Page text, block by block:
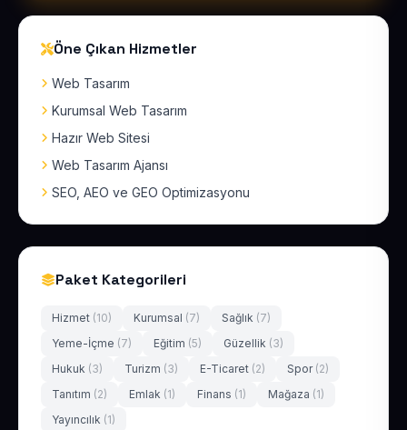
Öne Çıkan Hizmetler
Web Tasarım
Kurumsal Web Tasarım
Hazır Web Sitesi
Web Tasarım Ajansı
SEO, AEO ve GEO Optimizasyonu
Paket Kategorileri
Hizmet (10) Kurumsal (7) Sağlık (7)
Yeme-İçme (7) Eğitim (5) Güzellik (3)
Hukuk (3) Turizm (3) E-Ticaret (2) Spor (2)
Tanıtım (2) Emlak (1) Finans (1) Mağaza (1)
Yayıncılık (1)